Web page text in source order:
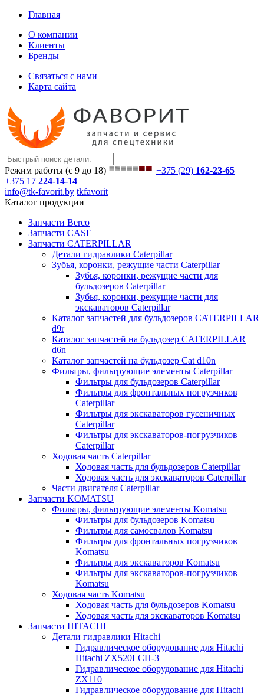
Главная
О компании
Клиенты
Бренды
Связаться с нами
Карта сайта
Режим работы (с 9 до 18) +375 (29) 162-23-65
+375 17 224-14-14
info@tk-favorit.by tkfavorit
Каталог продукции
Запчасти Berco
Запчасти CASE
Запчасти CATERPILLAR
Детали гидравлики Caterpillar
Зубья, коронки, режущие части Caterpillar
Зубья, коронки, режущие части для
бульдозеров Caterpillar
Зубья, коронки, режущие части для
экскаваторов Caterpillar
Каталог запчастей для бульдозеров CATERPILLAR
d9r
Каталог запчастей на бульдозер CATERPILLAR
d6n
Каталог запчастей на бульдозер Сat d10n
Фильтры, фильтрующие элементы Caterpillar
Фильтры для бульдозеров Caterpillar
Фильтры для фронтальных погрузчиков
Caterpillar
Фильтры для экскаваторов гусеничных
Caterpillar
Фильтры для экскаваторов-погрузчиков
Caterpillar
Ходовая часть Caterpillar
Ходовая часть для бульдозеров Caterpillar
Ходовая часть для экскаваторов Caterpillar
Части двигателя Caterpillar
Запчасти KOMATSU
Фильтры, фильтрующие элементы Komatsu
Фильтры для бульдозеров Komatsu
Фильтры для самосвалов Komatsu
Фильтры для фронтальных погрузчиков
Komatsu
Фильтры для экскаваторов Komatsu
Фильтры для экскаваторов-погрузчиков
Komatsu
Ходовая часть Komatsu
Ходовая часть для бульдозеров Komatsu
Ходовая часть для экскаваторов Komatsu
Запчасти HITACHI
Детали гидравлики Hitachi
Гидравлическое оборудование для Hitachi
Hitachi ZX520LCH-3
Гидравлическое оборудование для Hitachi
ZX110
Гидравлическое оборудование для Hitachi